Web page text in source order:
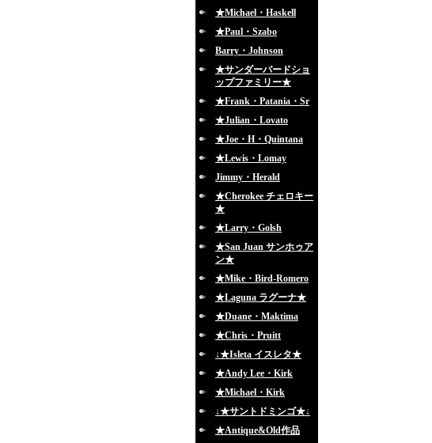
★Michael・Haskell
★Paul・Szabo
Barry・Johnson
★サンダーバードショ
ップファミリー★
★Frank・Patania・Sr
★Julian・Lovato
★Joe・H・Quintana
★Lewis・Lomay
Jimmy・Herald
★Cherokee チェロキー
★
★Larry・Golsh
★San Juan サンホゥア
ン★
★Mike・Bird-Romero
★Laguna ラグーナ★
★Duane・Maktima
★Chris・Pruitt
↓★Isleta イスレタ★
★Andy Lee・Kirk
★Michael・Kirk
↓★サントドミンゴ★↓
★Antique&Old作品